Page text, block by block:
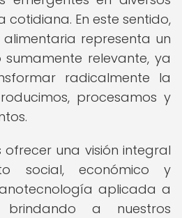
En este sentido,
representa un
relevante, ya
radicalmente la
procesamos y
ofrecer una visión integral
social, económico y
aplicada a
brindando a nuestros